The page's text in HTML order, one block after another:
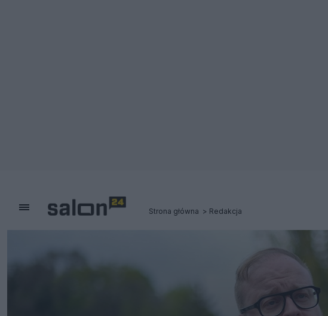
Strona główna Redakcja